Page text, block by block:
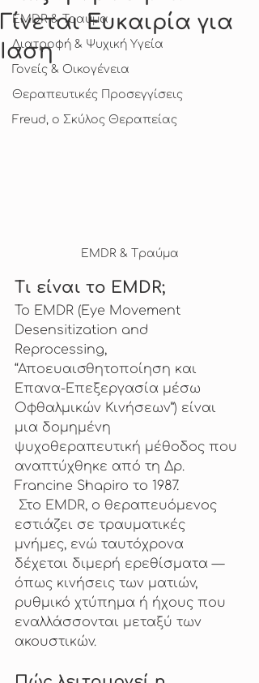
EMDR & Τραύμα
Διατροφή & Ψυχική Υγεία
Γονείς & Οικογένεια
Θεραπευτικές Προσεγγίσεις
Freud, ο Σκύλος Θεραπείας
Γίνεται Ευκαιρία για
Ίαση
EMDR & Tραύμα
Τι είναι το EMDR;
Το EMDR (Eye Movement
Desensitization and
Reprocessing,
“Αποευαισθητοποίηση και
Επανα-Επεξεργασία μέσω
Οφθαλμικών Κινήσεων”) είναι
μια δομημένη
ψυχοθεραπευτική μέθοδος που
αναπτύχθηκε από τη Δρ.
Francine Shapiro το 1987.
εστιάζει σε τραυματικές
μνήμες, ενώ ταυτόχρονα
δέχεται διμερή ερεθίσματα —
όπως κινήσεις των ματιών,
ρυθμικό χτύπημα ή ήχους που
εναλλάσσονται μεταξύ των
ακουστικών.